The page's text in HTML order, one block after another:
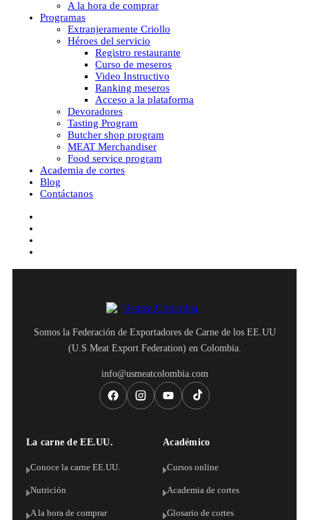
A la hora de comprar
Programas
Extranjeramente Criollo
Héroes del servicio
Registro restaurante
Curso de meseros
Video Instructivo
Ranking meseros
Acceso a la plataforma
Devoradores
Tasting Program
Butcher shop program
MEAT Merchandiser
Food service program
Academia de cortes
Blog
Contáctanos
La carne de EE.UU.
Conoce la carne EE.UU.
Nutrición
A la hora de comprar
Académico
Cursos online
Academia de cortes
Glosario de cortes
Somos la Federación de Exportadores de Carne de los EE.UU
(U.S Meat Export Federation) en Colombia.
info@usmeatcolombia.com